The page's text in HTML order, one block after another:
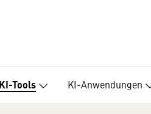
KI-Tools KI-Anwendungen